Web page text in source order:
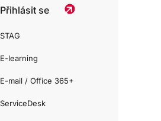
Přihlásit se
STAG
E-learning
E-mail / Office 365+
ServiceDesk